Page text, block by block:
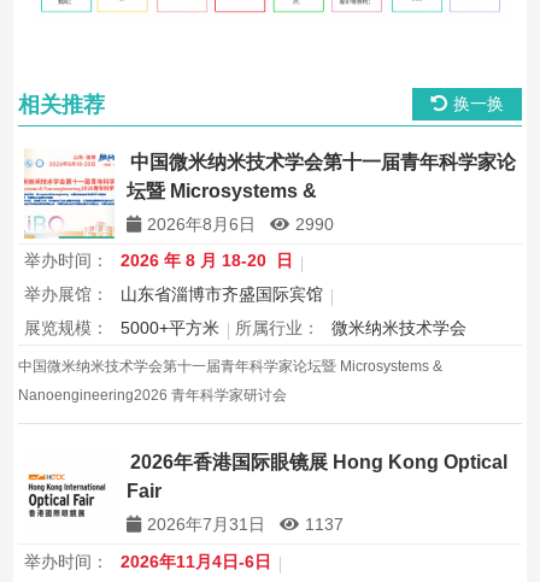
相关推荐 换一换
中国微米纳米技术学会第十一届青年科学家论
坛暨 Microsystems &
Nanoengineering2026 青年科学家研讨会
2026年8月6日
2990
举办时间：
2026 年 8 月 18-20 日
举办展馆：
山东省淄博市齐盛国际宾馆
展览规模：
5000+平方米 所属行业： 微米纳米技术学会
中国微米纳米技术学会第十一届青年科学家论坛暨 Microsystems &
Nanoengineering2026 青年科学家研讨会
2026年香港国际眼镜展 Hong Kong Optical
Fair
2026年7月31日
1137
举办时间：
2026年11月4日-6日